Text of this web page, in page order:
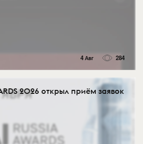
4 Авг 284
2026 открыл приём заявок